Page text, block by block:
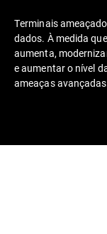
Terminais
dados. À medida
aumenta,
e aumentar o nível
ameaças